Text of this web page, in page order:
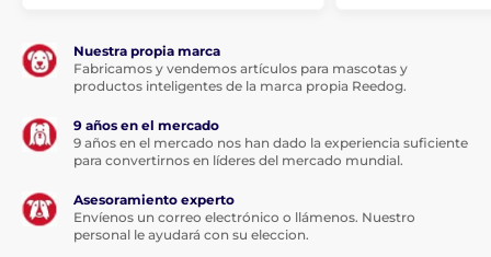
avisará.
Comedero de acero inoxidable: resistente a los
El comedero también lleva pilas de reserva en caso
de corte del suministro eléctrico (4 pilas AA, pilas
Dimensiones del dispensador: 31,5 x 31,9 x 17 cm,
peso: 2,2 kg
Nuestra propia marca
Fabricamos y vendemos artículos para mascotas y
productos inteligentes de la marca propia Reedog.
9 años en el mercado
9 años en el mercado nos han dado la experiencia suficiente
para convertirnos en líderes del mercado mundial.
Asesoramiento experto
Envíenos un correo electrónico o llámenos. Nuestro
personal le ayudará con su eleccion.